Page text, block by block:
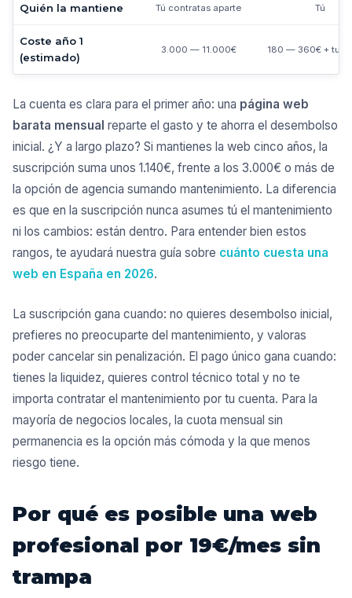
Quién la mantiene Tú contratas aparte Tú
Coste año 1
(estimado)
3.000 — 11.000€ 180 — 360€ + tu
La cuenta es clara para el primer año: una página web
barata mensual reparte el gasto y te ahorra el desembolso
inicial. ¿Y a largo plazo? Si mantienes la web cinco años, la
suscripción suma unos 1.140€, frente a los 3.000€ o más de
la opción de agencia sumando mantenimiento. La diferencia
es que en la suscripción nunca asumes tú el mantenimiento
ni los cambios: están dentro. Para entender bien estos
rangos, te ayudará nuestra guía sobre cuánto cuesta una
web en España en 2026.
La suscripción gana cuando: no quieres desembolso inicial,
prefieres no preocuparte del mantenimiento, y valoras
poder cancelar sin penalización. El pago único gana cuando:
tienes la liquidez, quieres control técnico total y no te
importa contratar el mantenimiento por tu cuenta. Para la
mayoría de negocios locales, la cuota mensual sin
permanencia es la opción más cómoda y la que menos
riesgo tiene.
Por qué es posible una web
profesional por 19€/mes sin
trampa